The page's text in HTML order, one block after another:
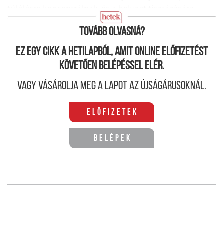
várnak.
Tovább olvasná?
Ez egy cikk a hetilapból, amit online előfizetést
követően belépéssel elér.
Vagy vásárolja meg a lapot az újságárusoknál.
Előfizetek
Belépek